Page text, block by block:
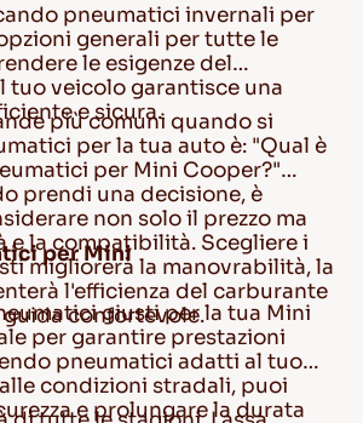
pneumatici invernali per
generali per tutte le
le esigenze del
tuo veicolo garantisce una
e sicura.
più comuni quando si
per la tua auto è: "Qual è
per Mini Cooper?"
prendi una decisione, è
non solo il prezzo ma
e la compatibilità. Scegliere i
migliorerà la manovrabilità, la
l'efficienza del carburante
guida confortevole.
per Mini
giusti per la tua Mini
per garantire prestazioni
pneumatici adatti al tuo
condizioni stradali, puoi
e prolungare la durata